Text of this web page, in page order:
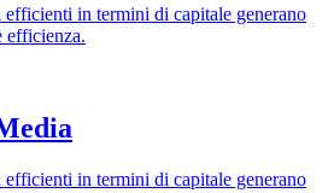
in termini di capitale generano
efficienza.
in termini di capitale generano